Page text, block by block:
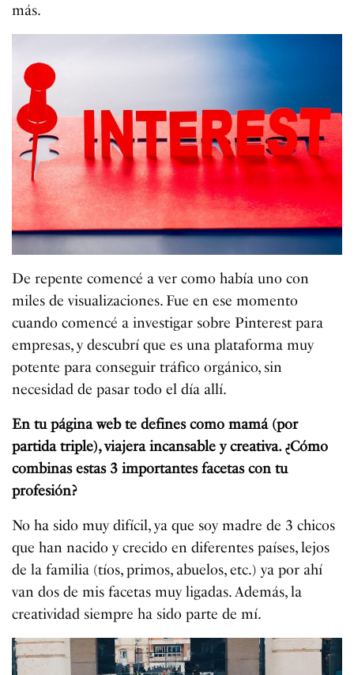
más.
De repente comencé a ver como había uno con
miles de visualizaciones. Fue en ese momento
cuando comencé a investigar sobre Pinterest para
empresas, y descubrí que es una plataforma muy
potente para conseguir tráfico orgánico, sin
necesidad de pasar todo el día allí.
En tu página web te defines como mamá (por
partida triple), viajera incansable y creativa. ¿Cómo
combinas estas 3 importantes facetas con tu
profesión?
No ha sido muy difícil, ya que soy madre de 3 chicos
que han nacido y crecido en diferentes países, lejos
de la familia (tíos, primos, abuelos, etc.) ya por ahí
van dos de mis facetas muy ligadas. Además, la
creatividad siempre ha sido parte de mí.